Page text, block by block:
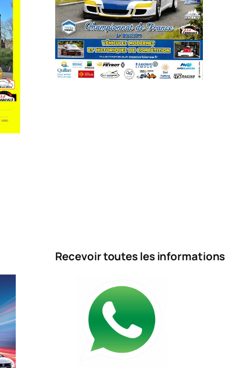
Recevoir toutes les informations